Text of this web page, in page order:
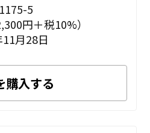
5
円＋税10%）
月28日
購入する